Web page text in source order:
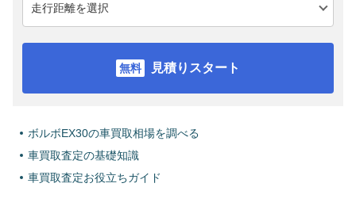
見積りスタート
ボルボEX30の車買取相場を調べる
車買取査定の基礎知識
車買取査定お役立ちガイド